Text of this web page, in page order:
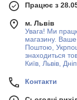
Працює з
м. Львів
Увага! Ми
магазину.
Поштою,
знаходиться
Київ, Львів,
Контакти